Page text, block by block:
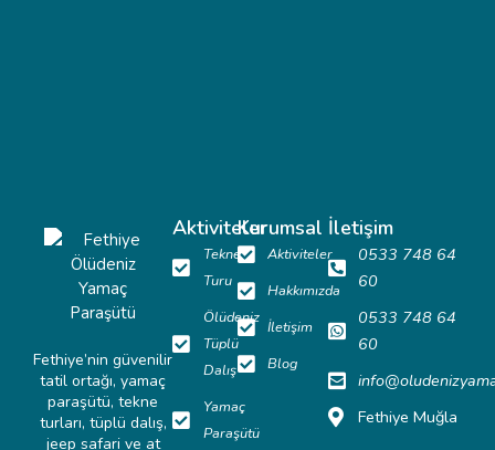
Fethiye’nin güvenilir
tatil ortağı, yamaç
paraşütü, tekne
turları, tüplü dalış,
jeep safari ve at
Aktiviteler
Tekne
Turu
Ölüdeniz
Tüplü
Dalış
Yamaç
Paraşütü
Kurumsal
Aktiviteler
Hakkımızda
İletişim
Blog
İletişim
0533 748 64
60
0533 748 64
60
Fethiye Muğla